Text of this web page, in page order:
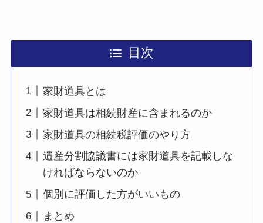
目次
家財道具とは
家財道具は相続財産に含まれるのか
家財道具の相続税評価のやり方
遺産分割協議書には家財道具を記載しな
ければならないのか
個別に評価した方がいいもの
まとめ